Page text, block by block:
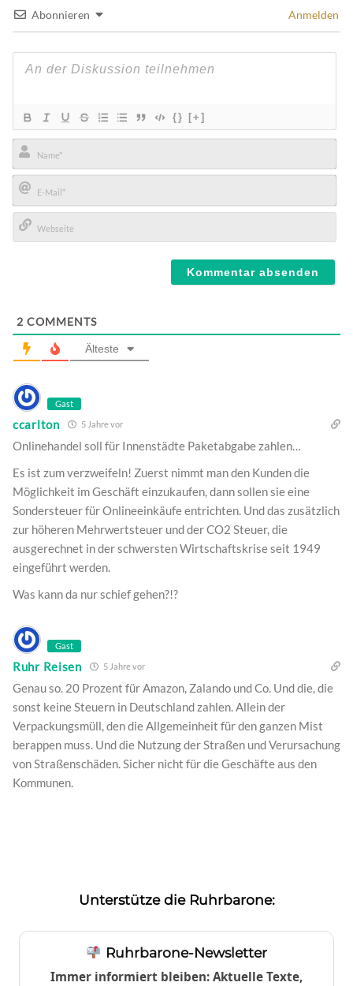
Abonnieren Anmelden
{} [+]
Name*
E-
Mail*
2 COMMENTS
Älteste
Gast
ccarlton 5 Jahre vor
Onlinehandel soll für Innenstädte Paketabgabe zahlen…
Es ist zum verzweifeln! Zuerst nimmt man den Kunden die
Möglichkeit im Geschäft einzukaufen, dann sollen sie eine
Sondersteuer für Onlineeinkäufe entrichten. Und das zusätzlich
zur höheren Mehrwertsteuer und der CO2 Steuer, die
ausgerechnet in der schwersten Wirtschaftskrise seit 1949
eingeführt werden.
Was kann da nur schief gehen?!?
Gast
Ruhr Reisen 5 Jahre vor
Genau so. 20 Prozent für Amazon, Zalando und Co. Und die, die
sonst keine Steuern in Deutschland zahlen. Allein der
Verpackungsmüll, den die Allgemeinheit für den ganzen Mist
berappen muss. Und die Nutzung der Straßen und Verursachung
von Straßenschäden. Sicher nicht für die Geschäfte aus den
Kommunen.
Unterstütze die Ruhrbarone:
Ruhrbarone-Newsletter
Immer informiert bleiben: Aktuelle Texte,